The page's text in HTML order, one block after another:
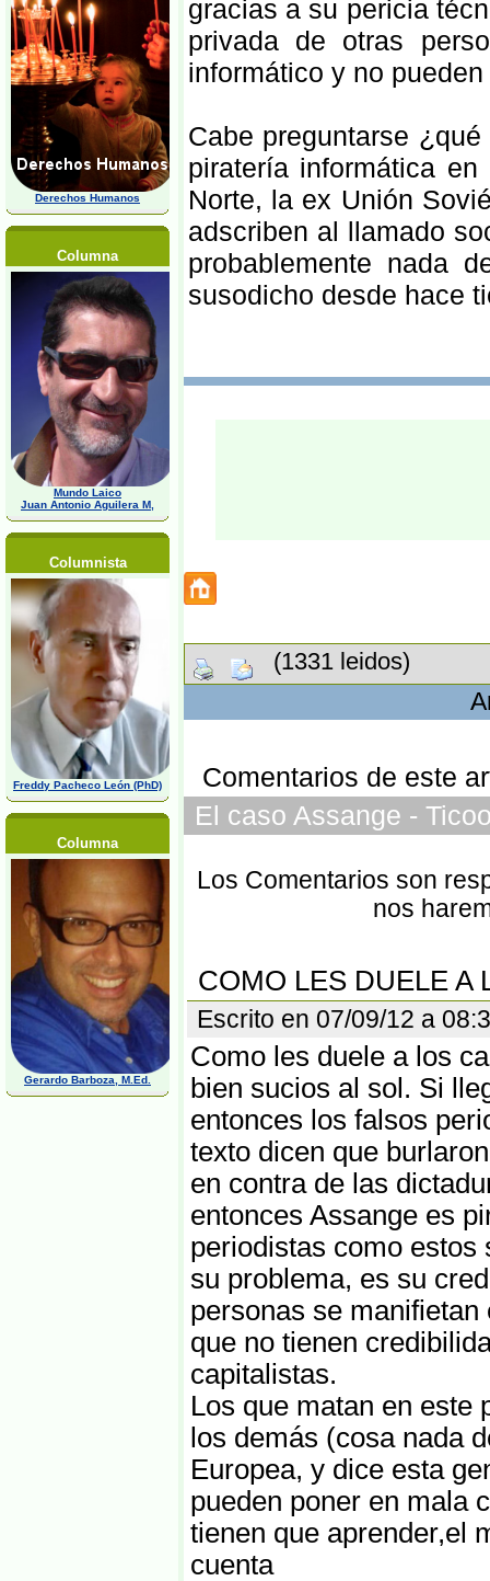
Derechos Humanos
Columna
Mundo Laico
Juan Antonio Aguilera M,
Columnista
Freddy Pacheco León (PhD)
Columna
Gerardo Barboza, M.Ed.
gracias a su pericia
privada de otras
informático y no
Cabe preguntarse
piratería informática
Norte, la ex Unión
adscriben al llamado
probablemente nada
susodicho desde hace
(1331 leidos)
Comentarios de este
El caso Assange -
Los Comentarios son
nos
COMO LES DUELE A
Escrito en 07/09/12 a
Como les duele a los
bien sucios al sol. Si
entonces los falsos
texto dicen que
en contra de las
entonces Assange es
periodistas como estos
su problema, es su
personas se
que no tienen
capitalistas.
Los que matan en este
los demás (cosa nada
Europea, y dice esta
pueden poner en mala
tienen que aprender,el
cuenta